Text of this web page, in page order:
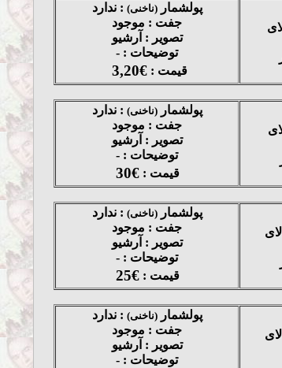
پولشمار(ناخنی) : ندارد
جفت : موجود
تصویر : آرشیو
توضیحات : -
قیمت : 3,20€
پولشمار(ناخنی) : ندارد
جفت : موجود
تصویر : آرشیو
توضیحات : -
قیمت : 30€
پولشمار(ناخنی) : ندارد
جفت : موجود
تصویر : آرشیو
توضیحات : -
قیمت : 25€
پولشمار(ناخنی) : ندارد
جفت : موجود
تصویر : آرشیو
توضیحات : -